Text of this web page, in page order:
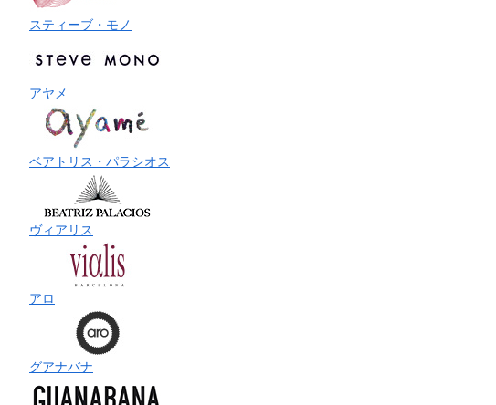
スティーブ・モノ
アヤメ
ベアトリス・パラシオス
ヴィアリス
アロ
グアナバナ